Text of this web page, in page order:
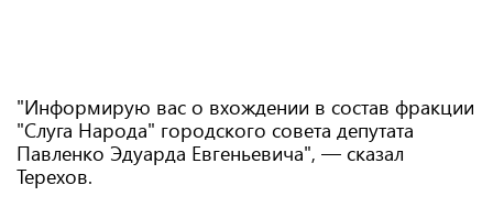
"Информирую вас о вхождении в состав фракции
"Слуга Народа" городского совета депутата
Павленко Эдуарда Евгеньевича", — сказал
Терехов.